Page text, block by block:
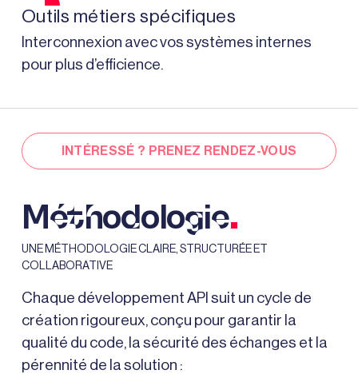
Outils métiers spécifiques
Interconnexion avec vos systèmes internes
pour plus d’efficience.
INTÉRESSÉ ? PRENEZ RENDEZ-VOUS
Méthodologie.
UNE MÉTHODOLOGIE CLAIRE, STRUCTURÉE ET
COLLABORATIVE
Chaque développement API suit un cycle de
création rigoureux, conçu pour garantir la
qualité du code, la sécurité des échanges et la
pérennité de la solution :